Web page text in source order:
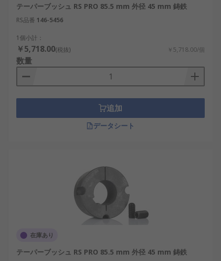
テーパーブッシュ RS PRO 85.5 mm 外径 45 mm 鋳鉄
RS品番 146-5456
1個小計：
￥5,718.00(税抜) ￥5,718.00/個
数量
追加
データシート
在庫あり
テーパーブッシュ RS PRO 85.5 mm 外径 45 mm 鋳鉄